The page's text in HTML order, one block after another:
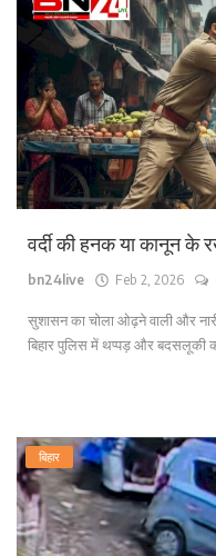
वर्दी की हनक या कानून के
bn24live Feb 2, 2026
सुशासन का चोला ओढ़ने वाली और
बिहार पुलिस में थप्पड़ और बदसलूकी का
बिहार